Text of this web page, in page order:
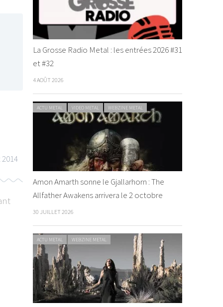
La Grosse Radio Metal : les entrées 2026 #31
et #32
4 AOÛT 2026
ACTU METAL VIDEO METAL WEBZINE METAL
Amon Amarth sonne le Gjallarhorn : The
Allfather Awakens arrivera le 2 octobre
30 JUILLET 2026
ACTU METAL WEBZINE METAL